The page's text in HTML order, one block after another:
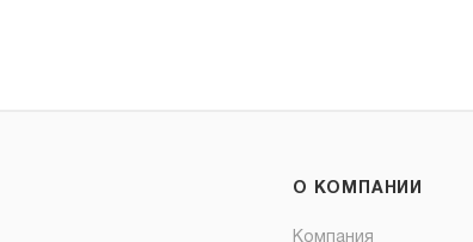
О КОМПАНИИ
Компания